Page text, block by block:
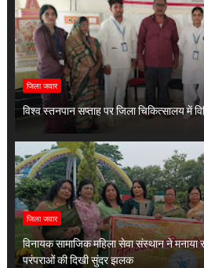
जिला जवार
विश्व स्तनपान सप्ताह पर जिला चिकित्सालय में
जिला जवार
विनायक सामाजिक महिला सेवा संस्थान ने
परंपराओं की दिखी सुंदर झलक